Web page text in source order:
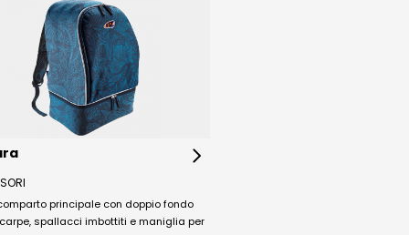
principale con doppio fondo
spallacci imbottiti e maniglia per